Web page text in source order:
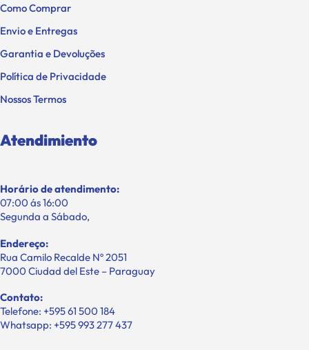
Como Comprar
Envio e Entregas
Garantia e Devoluções
Política de Privacidade
Nossos Termos
Atendimiento
Horário de atendimento:
07:00 ás 16:00
Segunda a Sábado,
Endereço:
Rua Camilo Recalde Nº 2051
7000 Ciudad del Este – Paraguay
Contato:
Telefone: +595 61 500 184
Whatsapp: +595 993 277 437